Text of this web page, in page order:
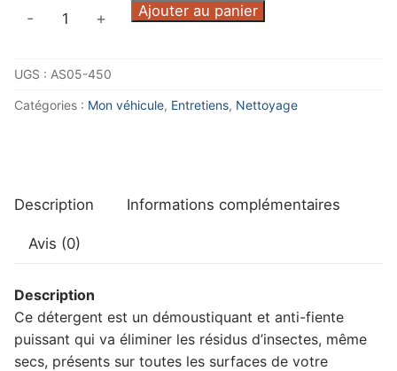
quantité
- + Ajouter au panier
UGS : AS05-450
Catégories : Mon véhicule, Entretiens, Nettoyage
Description Informations complémentaires
Avis (0)
Description
Ce détergent est un démoustiquant et anti-fiente
puissant qui va éliminer les résidus d’insectes, même
secs, présents sur toutes les surfaces de votre